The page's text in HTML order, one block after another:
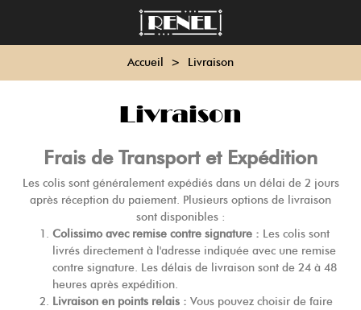
Accueil > Livraison
Livraison
Frais de Transport et Expédition
Les colis sont généralement expédiés dans un délai de 2 jours
après réception du paiement. Plusieurs options de livraison
sont disponibles :
Colissimo avec remise contre signature : Les colis sont
livrés directement à l'adresse indiquée avec une remise
contre signature. Les délais de livraison sont de 24 à 48
heures après expédition.
Livraison en points relais : Vous pouvez choisir de faire